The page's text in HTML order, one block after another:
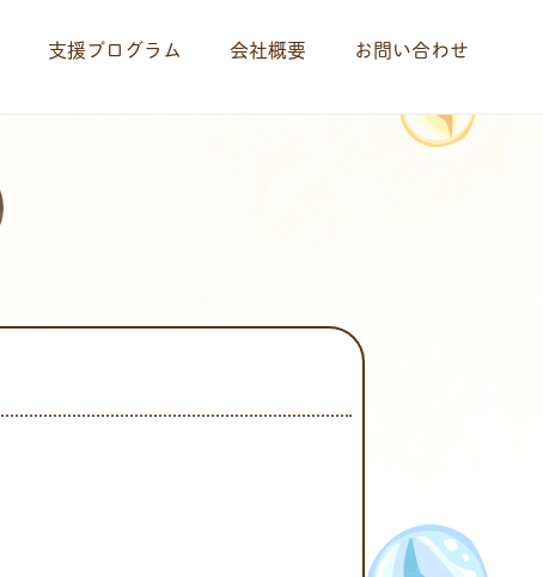
支援プログラム 会社概要 お問い合わせ